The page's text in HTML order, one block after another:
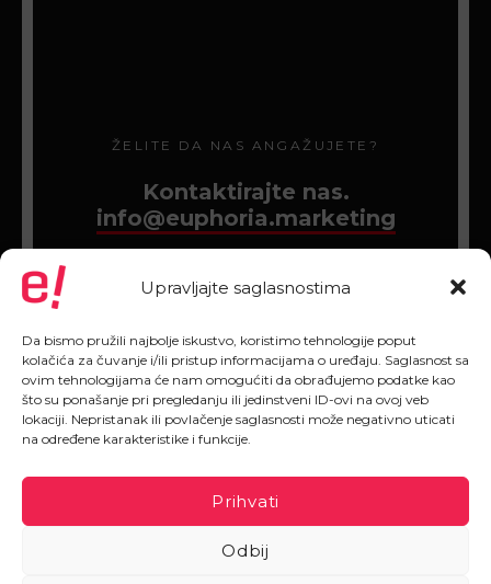
Upravljajte saglasnostima
Da bismo pružili najbolje iskustvo, koristimo tehnologije poput
kolačića za čuvanje i/ili pristup informacijama o uređaju. Saglasnost sa
ovim tehnologijama će nam omogućiti da obrađujemo podatke kao
što su ponašanje pri pregledanju ili jedinstveni ID-ovi na ovoj veb
lokaciji. Nepristanak ili povlačenje saglasnosti može negativno uticati
na određene karakteristike i funkcije.
Prihvati
Odbij
ŽELITE DA NAS ANGAŽUJETE?
Kontaktirajte nas.
info@euphoria.marketing